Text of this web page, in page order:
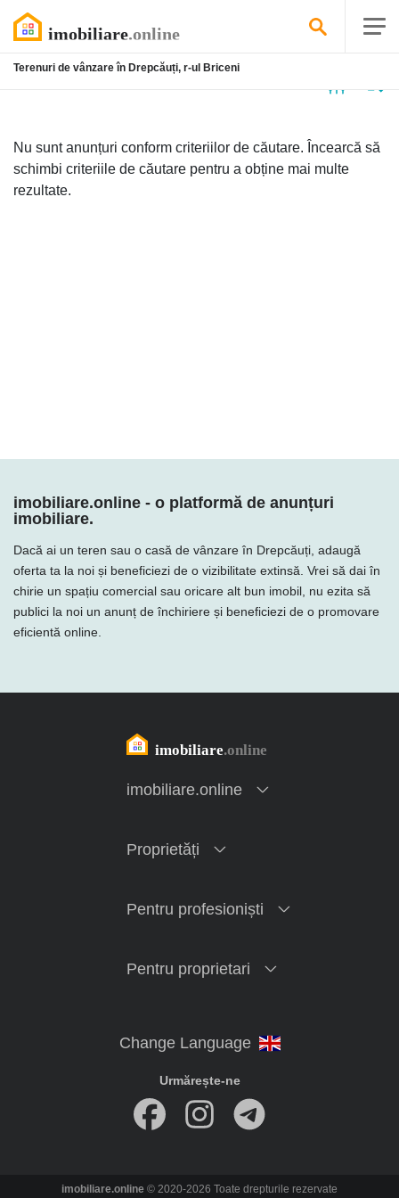
Terenuri de vânzare în Drepcăuți, r-ul Briceni
Nu sunt anunțuri conform criteriilor de căutare. Încearcă să
schimbi criteriile de căutare pentru a obține mai multe
rezultate.
imobiliare.online - o platformă de anunțuri
imobiliare.
Dacă ai un teren sau o casă de vânzare în Drepcăuți, adaugă
oferta ta la noi și beneficiezi de o vizibilitate extinsă. Vrei să dai în
chirie un spațiu comercial sau oricare alt bun imobil, nu ezita să
publici la noi un anunț de închiriere și beneficiezi de o promovare
eficientă online.
imobiliare.online
Proprietăți
Pentru profesioniști
Pentru proprietari
Urmărește-ne
imobiliare.online © 2020-2026 Toate drepturile rezervate